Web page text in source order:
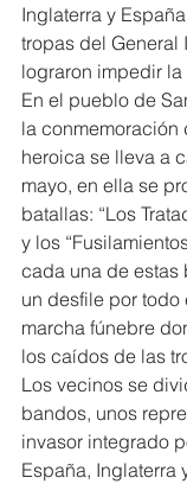
Inglaterra y
tropas del General
lograron impedir la
En el pueblo de
la conmemoración
heroica se lleva a
mayo, en ella se
batallas: “Los
y los
cada una de estas
un desfile por todo
marcha fúnebre
los caídos de las
Los vecinos se
bandos, unos
invasor integrado
España, Inglaterra